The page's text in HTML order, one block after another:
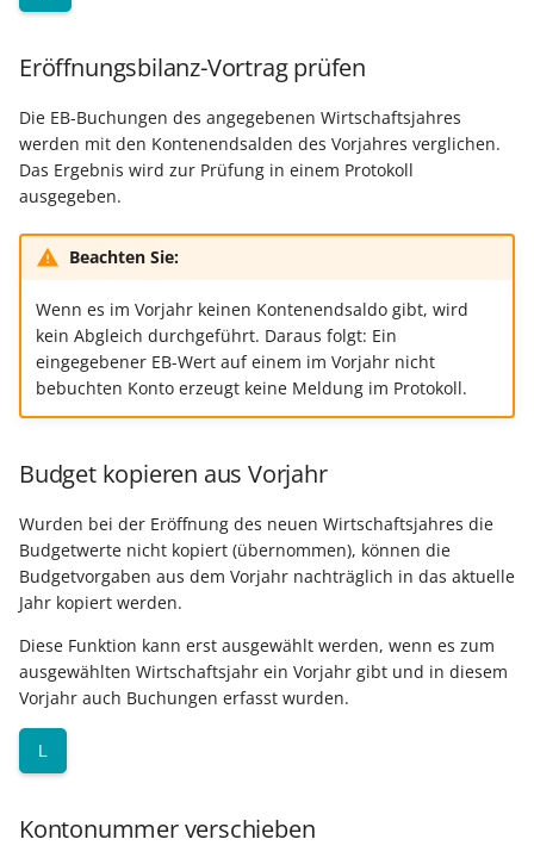
Eröffnungsbilanz-Vortrag prüfen
Die EB-Buchungen des angegebenen Wirtschaftsjahres
werden mit den Kontenendsalden des Vorjahres verglichen.
Das Ergebnis wird zur Prüfung in einem Protokoll
ausgegeben.
Beachten Sie:
Wenn es im Vorjahr keinen Kontenendsaldo gibt, wird
kein Abgleich durchgeführt. Daraus folgt: Ein
eingegebener EB-Wert auf einem im Vorjahr nicht
bebuchten Konto erzeugt keine Meldung im Protokoll.
Budget kopieren aus Vorjahr
Wurden bei der Eröffnung des neuen Wirtschaftsjahres die
Budgetwerte nicht kopiert (übernommen), können die
Budgetvorgaben aus dem Vorjahr nachträglich in das aktuelle
Jahr kopiert werden.
Diese Funktion kann erst ausgewählt werden, wenn es zum
ausgewählten Wirtschaftsjahr ein Vorjahr gibt und in diesem
Vorjahr auch Buchungen erfasst wurden.
L
Kontonummer verschieben